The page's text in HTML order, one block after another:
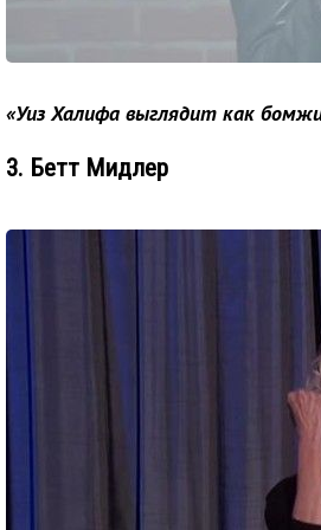
«Уиз Халифа выглядит как
3. Бетт Мидлер